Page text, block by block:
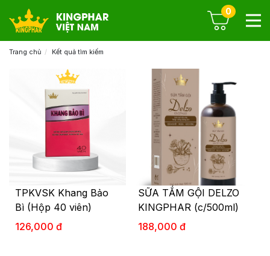
0
Trang chủ Kết quả tìm kiếm
TPKVSK Khang Bảo
Bì (Hộp 40 viên)
126,000 đ
SỮA TẮM GỘI DELZO
KINGPHAR (c/500ml)
188,000 đ